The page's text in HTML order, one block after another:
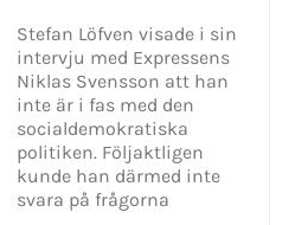
Stefan Löfven visade i sin
intervju med Expressens
Niklas Svensson att han
inte är i fas med den
socialdemokratiska
politiken. Följaktligen
kunde han därmed inte
svara på frågorna